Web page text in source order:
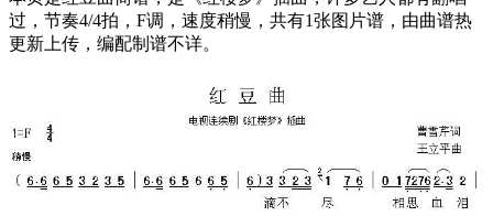
过，节奏4/4拍，F调，速度稍慢，共有1张图片谱，由曲谱热
更新上传，编配制谱不详。